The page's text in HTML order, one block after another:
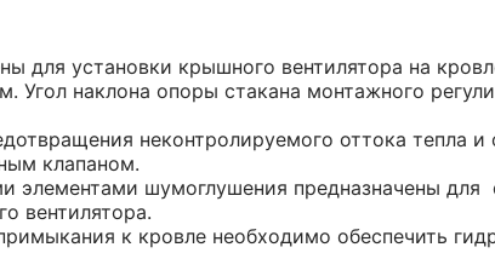
для установки крышного вентилятора на
Угол наклона опоры стакана монтажного
неконтролируемого оттока тепла и
клапаном.
элементами шумоглушения предназначены
вентилятора.
к кровле необходимо обеспечить